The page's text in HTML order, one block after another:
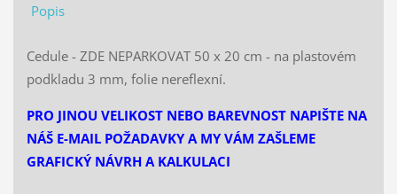
Popis
Cedule - ZDE NEPARKOVAT 50 x 20 cm - na plastovém
podkladu 3 mm, folie nereflexní.
PRO JINOU VELIKOST NEBO BAREVNOST NAPIŠTE NA
NÁŠ E-MAIL POŽADAVKY A MY VÁM ZAŠLEME
GRAFICKÝ NÁVRH A KALKULACI